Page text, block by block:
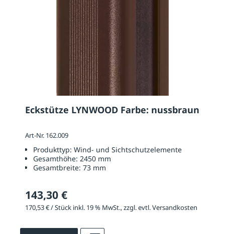
Eckstütze LYNWOOD Farbe: nussbraun
Art-Nr. 162.009
Produkttyp: Wind- und Sichtschutzelemente
Gesamthöhe: 2450 mm
Gesamtbreite: 73 mm
143,30 €
170,53 € / Stück inkl. 19 % MwSt., zzgl. evtl. Versandkosten